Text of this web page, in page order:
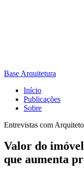
Base Arquitetura
Início
Publicações
Sobre
Entrevistas com
Valor do
que aumenta